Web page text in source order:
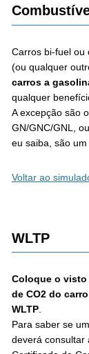
Carros bi-fuel ou
(ou qualquer
carros a
qualquer
A excepção são
GN/GNC/GNL,
eu saiba, são
Voltar ao
WLTP
Coloque o visto
de CO2 do
WLTP.
Para saber se
deverá consultar